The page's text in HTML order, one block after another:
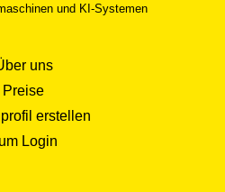
und KI-Systemen
uns
Preise
erstellen
Login